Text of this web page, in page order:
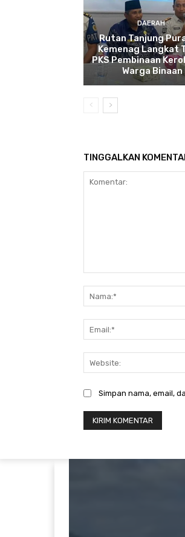
DAERAH
Rutan Tanjung
Kemenag Langkat
PKS Pembinaan
Warga Binaan
TINGGALKAN
Simpan nama, email,